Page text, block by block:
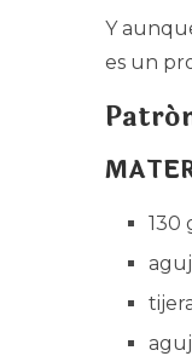
Y
es un
130